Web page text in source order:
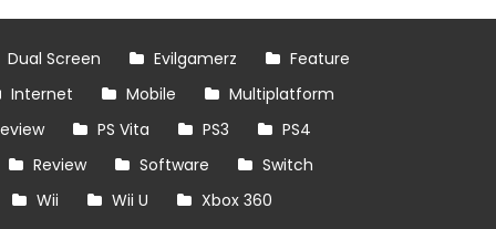
Dual Screen Evilgamerz
Feature
Internet
Mobile
Multiplatform
PS Vita PS3
PS4
Review
Software
Switch
Wii
Wii U
Xbox 360